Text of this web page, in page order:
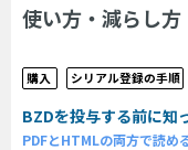
使い方・減らし方
購入 シリアル登録の手順
BZDを投与する前に知
PDFとHTMLの両方で読め